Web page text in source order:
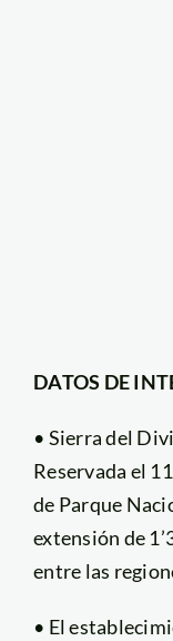
DATOS DE
• Sierra del
Reservada el
de Parque
extensión de
entre las
• El